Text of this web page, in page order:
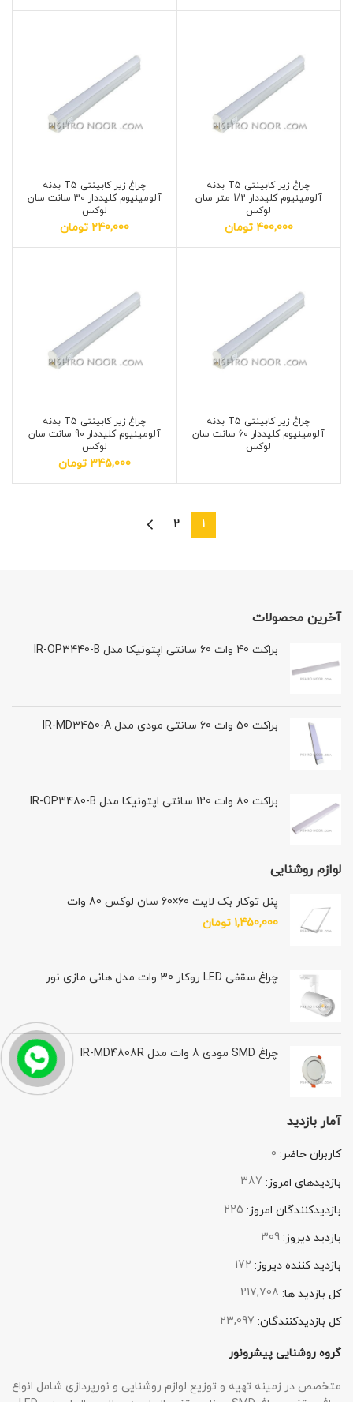
چراغ زیر کابینتی T5 بدنه
آلومینیوم کلیددار 1/2 متر سان
لوکس
400,000 تومان
چراغ زیر کابینتی T5 بدنه
آلومینیوم کلیددار 30 سانت سان
لوکس
240,000 تومان
چراغ زیر کابینتی T5 بدنه
آلومینیوم کلیددار 60 سانت سان
لوکس
چراغ زیر کابینتی T5 بدنه
آلومینیوم کلیددار 90 سانت سان
لوکس
345,000 تومان
1
2
آخرین محصولات
براکت 40 وات 60 سانتی اپتونیکا مدل IR-OP3440-B
براکت 50 وات 60 سانتی مودی مدل IR-MD3450-A
براکت 80 وات 120 سانتی اپتونیکا مدل IR-OP3480-B
لوازم روشنایی
پنل توکار بک لایت 60×60 سان لوکس 80 وات
1,450,000 تومان
چراغ سقفی LED روکار 30 وات مدل هانی مازی نور
چراغ SMD مودی 8 وات مدل IR-MD4808R
آمار بازدید
کاربران حاضر: 0
بازدیدهای امروز: 387
بازدیدکنندگان امروز: 225
بازدید دیروز: 309
بازدید کننده دیروز: 172
کل بازدید ها: 217,708
کل بازدیدکنند‌گان: 23,097
گروه روشنایی پیشرونور
متخصص در زمینه تهیه و توزیع لوازم روشنایی و نورپردازی شامل انواع